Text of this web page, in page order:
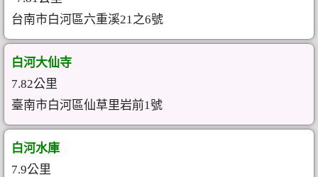
台南市白河區六重溪21之6號
白河大仙寺
7.82公里
臺南市白河區仙草里岩前1號
白河水庫
7.9公里